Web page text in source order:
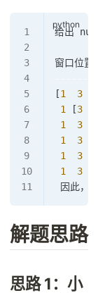
给出
窗口位
[1
  3
1
[3
1
  3
1
  3
1
  3
1
  3
因此，返
解题思路
思路 1：小